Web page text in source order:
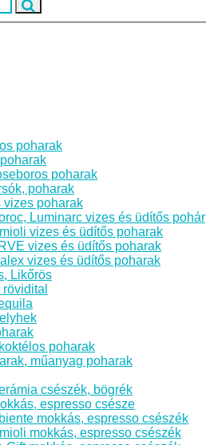
poharak
poharak
poharak
vizes poharak
Luminarc vizes és üdítős pohár
vizes és üdítős poharak
vizes és üdítős poharak
vizes és üdítős poharak
Likőrös
poharak
műanyag poharak
csészék, bögrék
espresso csésze
mokkás, espresso csészék
mokkás, espresso csészék